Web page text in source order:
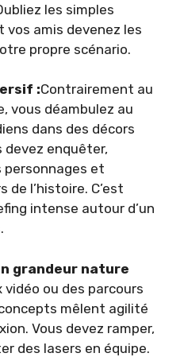
les simples
amis devenez les
propre scénario.
:Contrairement au
vous déambulez au
dans des décors
devez enquêter,
personnages et
de l’histoire. C’est
intense autour d’un
grandeur nature
vidéo ou des parcours
mêlent agilité
Vous devez ramper,
des lasers en équipe.